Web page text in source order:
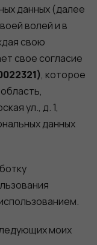
данных (далее
волей и в
свою
свое согласие
, которое
ул., д. 1,
данных
моих